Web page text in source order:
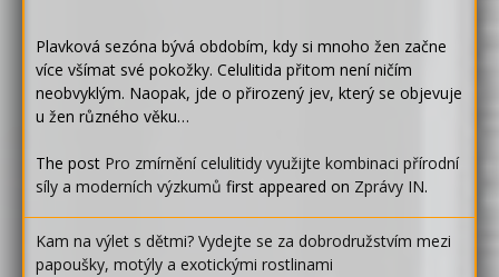
Plavková sezóna bývá obdobím, kdy si mnoho žen začne
více všímat své pokožky. Celulitida přitom není ničím
neobvyklým. Naopak, jde o přirozený jev, který se objevuje
u žen různého věku…
The post Pro zmírnění celulitidy využijte kombinaci přírodní
síly a moderních výzkumů first appeared on Zprávy IN.
Kam na výlet s dětmi? Vydejte se za dobrodružstvím mezi
papoušky, motýly a exotickými rostlinami